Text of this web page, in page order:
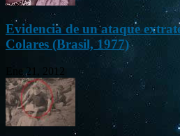
Evidencia de un ataque
Colares (Brasil, 1977)
Ene 21, 2012